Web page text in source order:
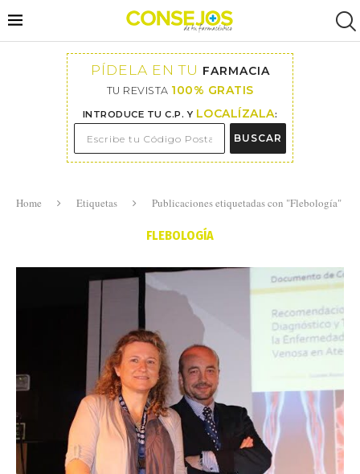
PÍDELA EN TU FARMACIA
TU REVISTA 100% GRATIS
INTRODUCE TU C.P. Y LOCALÍZALA:
BUSCAR
Home Etiquetas Publicaciones etiquetadas con "Flebología"
FLEBOLOGÍA